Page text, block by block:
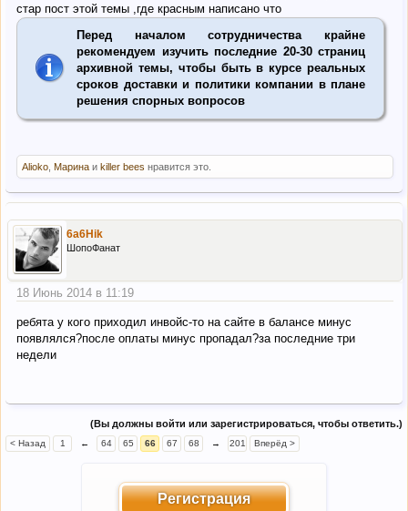
стар пост этой темы ,где красным написано что
Перед началом сотрудничества крайне
рекомендуем изучить последние 20-30 страниц
архивной темы, чтобы быть в курсе реальных
сроков доставки и политики компании в плане
решения спорных вопросов
Alioko Марина и killer bees нравится это.
6a6Hik
ШопоФанат
18 Июнь 2014 в 11:19
ребята у кого приходил инвойс-то на сайте в балансе минус
появлялся?после оплаты минус пропадал?за последние три
недели
(Вы должны войти или зарегистрироваться, чтобы ответить.)
< Назад 1 ← 64 65 66 67 68 → 201 Вперёд >
Регистрация